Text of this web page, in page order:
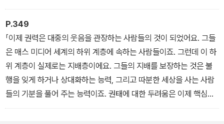
었어요. 우리가 사람들을 조롱하는 것은 인간의 품격을 떨어뜨리기
위해서가 아니라 인간의 가치를 높이기 위해서였어요.」
P.349
「이제 권력은 대중의 웃음을 관장하는 사람들의 것이 되었어요. 그들
은 매스 미디어 세계의 하위 계층에 속하는 사람들이죠. 그런데 이 하
위 계층이 실제로는 지배층이에요. 그들의 지배를 보장하는 것은 불
행을 잊게 하거나 상대화하는 능력, 그리고 따분한 세상을 사는 사람
들의 기분을 풀어 주는 능력이죠. 권태에 대한 두려움은 이제 핵심적
인 두려움이 되었어요. 내가 보기에 사람들을 웃게 하는 것은 오늘날